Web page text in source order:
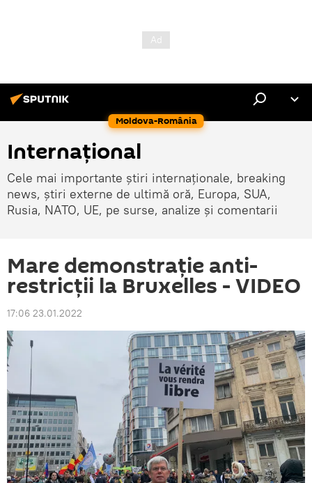
Moldova-România
Internaţional
Cele mai importante știri internaționale, breaking
news, știri externe de ultimă oră, Europa, SUA,
Rusia, NATO, UE, pe surse, analize și comentarii
Mare demonstrație anti-
restricții la Bruxelles - VIDEO
17:06 23.01.2022